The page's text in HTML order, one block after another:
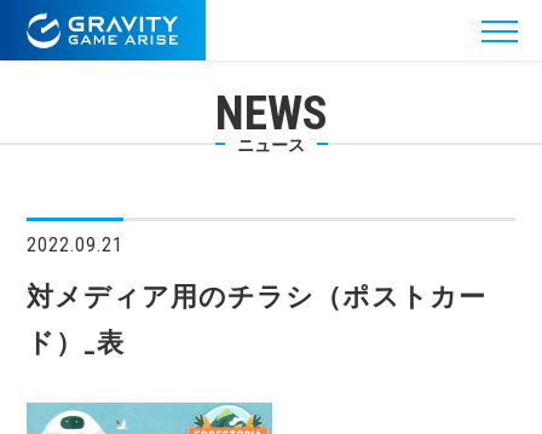
NEWS
ニュース
2022.09.21
対メディア用のチラシ（ポストカー
ド）_表